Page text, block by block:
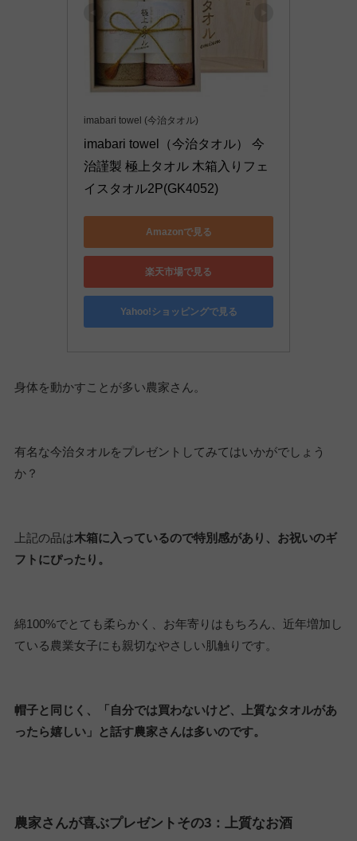
imabari towel (今治タオル)
imabari towel（今治タオル） 今
治謹製 極上タオル 木箱入りフェ
イスタオル2P(GK4052)
Amazonで見る
楽天市場で見る
Yahoo!ショッピングで見る
身体を動かすことが多い農家さん。
有名な今治タオルをプレゼントしてみてはいかがでしょう
か？
上記の品は木箱に入っているので特別感があり、お祝いのギ
フトにぴったり。
綿100%でとても柔らかく、お年寄りはもちろん、近年増加し
ている農業女子にも親切なやさしい肌触りです。
帽子と同じく、「自分では買わないけど、上質なタオルがあ
ったら嬉しい」と話す農家さんは多いのです。
農家さんが喜ぶプレゼントその3：上質なお酒